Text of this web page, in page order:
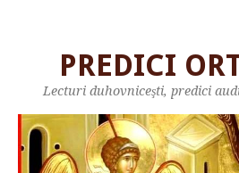
PREDICI
Lecturi duhovniceşti, predici